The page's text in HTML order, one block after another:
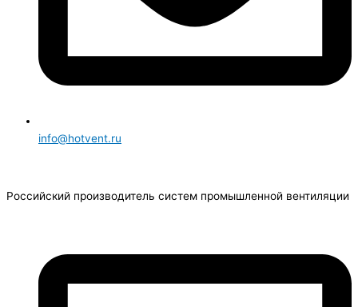
info@hotvent.ru
Российский производитель систем промышленной вентиляции